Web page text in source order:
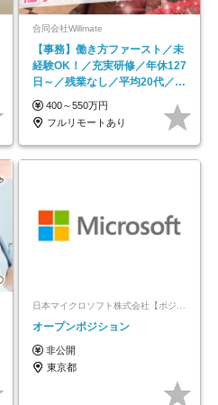
合同会社Willmate
【事務】働き方ファースト／未
経験OK！／充実研修／年休127
日～／残業なし／平均20代／リ
モートOK
400～550万円
フルリモートあり
日本マイクロソフト株式会社【ポジションマッチ登録】
オープンポジション
非公開
東京都